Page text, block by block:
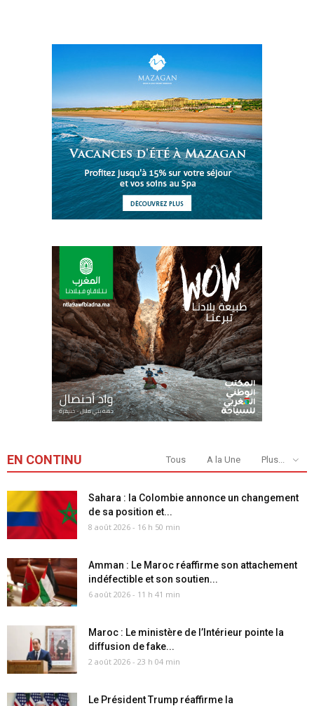
EN CONTINU Tous A la Une Plus...
Sahara : la Colombie annonce un changement
de sa position et...
8 août 2026 - 16 h 50 min
Amman : Le Maroc réaffirme son attachement
indéfectible et son soutien...
6 août 2026 - 11 h 41 min
Maroc : Le ministère de l’Intérieur pointe la
diffusion de fake...
2 août 2026 - 23 h 04 min
Le Président Trump réaffirme la